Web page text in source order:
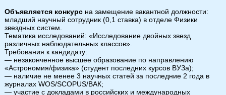
Объявляется конкурс на замещение вакантной должности:
младший научный сотрудник (0,1 ставка) в отделе Физики
звездных систем.
Тематика исследований: «Исследование двойных звезд
различных наблюдательных классов».
Требования к кандидату:
— незаконченное высшее образование по направлению
«Астрономия/физика» (студент последних курсов ВУЗа);
— наличие не менее 3 научных статей за последние 2 года в
журналах WOS/SCOPUS/ВАК;
— участие с докладами в российских и международных